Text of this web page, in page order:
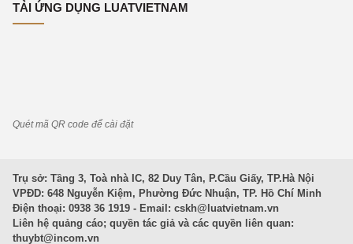
TẢI ỨNG DỤNG LUATVIETNAM
Quét mã QR code để cài đặt
Trụ sở: Tầng 3, Toà nhà IC, 82 Duy Tân, P.Cầu Giấy, TP.Hà Nội
VPĐD: 648 Nguyễn Kiệm, Phường Đức Nhuận, TP. Hồ Chí Minh
Điện thoại: 0938 36 1919 - Email: cskh@luatvietnam.vn
Liên hệ quảng cáo; quyền tác giả và các quyền liên quan:
thuybt@incom.vn